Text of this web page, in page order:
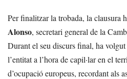
Per finalitzar la trobada, la clausura
Alonso, secretari general de la
Durant el seu discurs final, ha
l’entitat a l’hora de capil·lar en el
d’ocupació europeus, recordant als